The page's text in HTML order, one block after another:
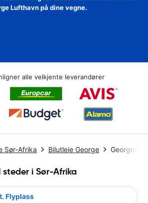
Lufthavn på dine vegne.
alle velkjente leverandører
Sør-Afrika Bilutleie George Georges
i Sør-Afrika
Flyplass